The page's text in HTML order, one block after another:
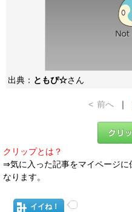
出典： ともぴ☆さん
< 前へ ｜
クリップとは？
⇒気に入った記事をマイページに
なります。
イイね！